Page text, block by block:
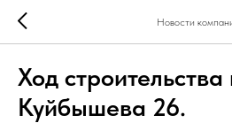
Новости
Ход строительства
Куйбышева 26.